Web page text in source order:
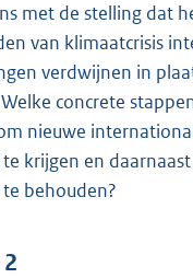
met de stelling dat
van klimaatcrisis
verdwijnen in
concrete
nieuwe
krijgen en
behouden?